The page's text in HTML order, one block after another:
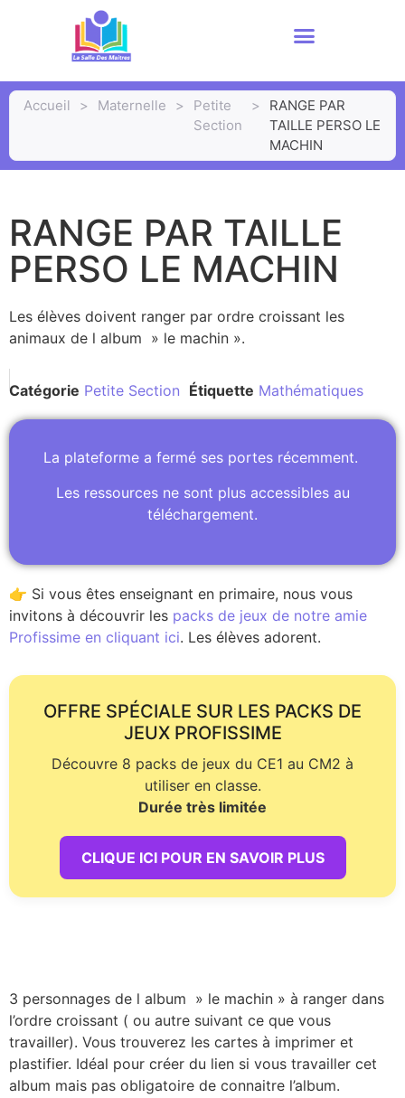
Accueil > Maternelle >
Petite
Section
>
RANGE PAR
TAILLE PERSO LE
MACHIN
RANGE PAR TAILLE
PERSO LE MACHIN
Les élèves doivent ranger par ordre croissant les
animaux de l album » le machin ».
Catégorie Petite Section Étiquette Mathématiques
La plateforme a fermé ses portes récemment.
Les ressources ne sont plus accessibles au
téléchargement.
👉 Si vous êtes enseignant en primaire, nous vous
invitons à découvrir les packs de jeux de notre amie
Profissime en cliquant ici. Les élèves adorent.
OFFRE SPÉCIALE SUR LES PACKS DE
JEUX PROFISSIME
Découvre 8 packs de jeux du CE1 au CM2 à
utiliser en classe.
Durée très limitée
CLIQUE ICI POUR EN SAVOIR PLUS
3 personnages de l album » le machin » à ranger dans
l’ordre croissant ( ou autre suivant ce que vous
travailler). Vous trouverez les cartes à imprimer et
plastifier. Idéal pour créer du lien si vous travailler cet
album mais pas obligatoire de connaitre l’album.